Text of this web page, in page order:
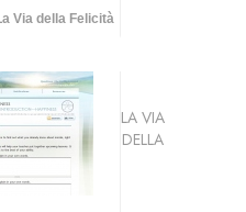
Via della Felicità
LA VIA
DELLA